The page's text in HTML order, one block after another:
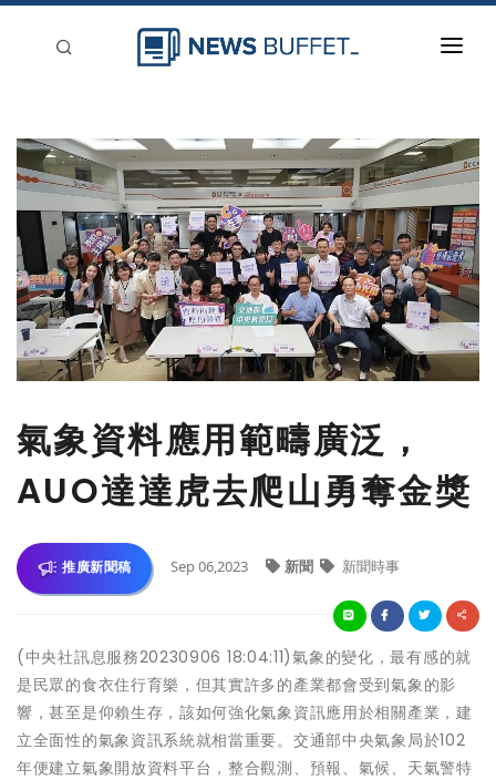
新聞稿分類
登入
刊登
氣象資料應用範疇廣泛，
AUO達達虎去爬山勇奪金獎
推廣新聞稿 Sep 06,2023 新聞 新聞時事
(中央社訊息服務20230906 18:04:11)氣象的變化，最有感的就
是民眾的食衣住行育樂，但其實許多的產業都會受到氣象的影
響，甚至是仰賴生存，該如何強化氣象資訊應用於相關產業，建
立全面性的氣象資訊系統就相當重要。交通部中央氣象局於102
年便建立氣象開放資料平台，整合觀測、預報、氣候、天氣警特